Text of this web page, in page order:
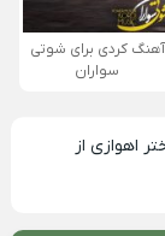
آهنگ کردی برای شوتی
سواران
اهوازی از